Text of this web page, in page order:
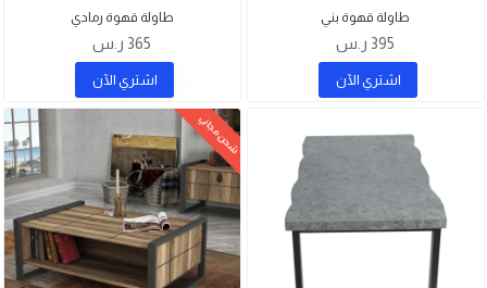
طاولة قهوة بني
395 ر.س
اشتري اﻵن
طاولة قهوة رمادي
365 ر.س
اشتري اﻵن
شحن مجاني